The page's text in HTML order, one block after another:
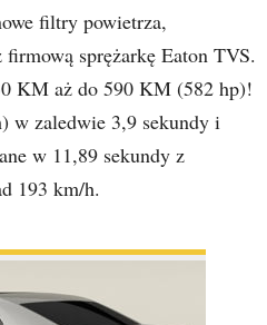
filtry powietrza,
sprężarkę Eaton TVS.
KM aż do 590 KM (582 hp)!
w zaledwie 3,9 sekundy i
w 11,89 sekundy z
193 km/h.